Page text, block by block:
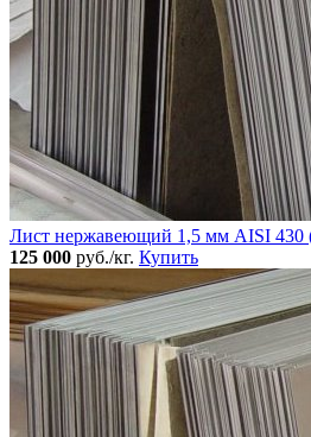
Лист нержавеющий 1,5 мм AISI
125 000 руб./кг. Купить